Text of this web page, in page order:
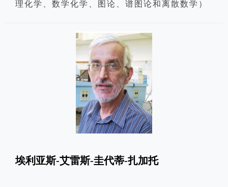
理化学、数学化学、图论、谱图论和离散数学）
埃利亚斯-艾雷斯-圭代蒂-扎加托